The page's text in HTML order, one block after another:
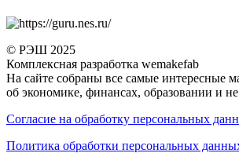
© РЭШ 2025
Комплексная разработка wemakefab
На сайте собраны все самые интересные
об экономике, финансах, образовании и не
Согласие на обработку персональных
Политика обработки персональных